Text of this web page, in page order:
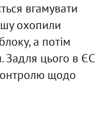
вгамувати
охопили
а потім
Задля цього в ЄС
щодо